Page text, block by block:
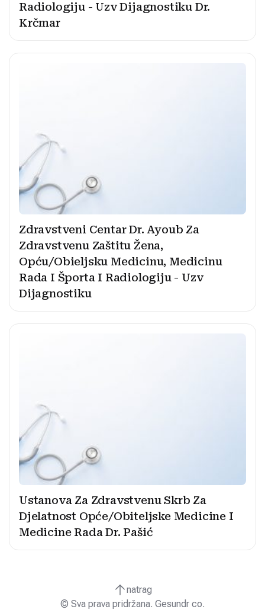
Radiologiju - Uzv Dijagnostiku Dr.
Krčmar
Zdravstveni Centar Dr. Ayoub Za
Zdravstvenu Zaštitu Žena,
Opću/Obieljsku Medicinu, Medicinu
Rada I Športa I Radiologiju - Uzv
Dijagnostiku
Ustanova Za Zdravstvenu Skrb Za
Djelatnost Opće/Obiteljske Medicine I
Medicine Rada Dr. Pašić
natrag
© Sva prava pridržana. Gesundr co.